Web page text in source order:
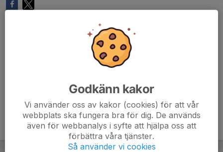
Godkänn kakor
Vi använder oss av kakor (cookies) för att vår
webbplats ska fungera bra för dig. De används
även för webbanalys i syfte att hjälpa oss att
förbättra våra tjänster.
Så använder vi cookies